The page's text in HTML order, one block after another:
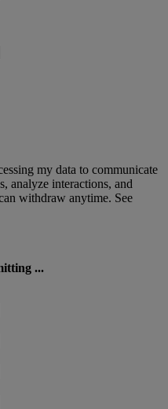
my data to communicate
analyze interactions, and
withdraw anytime. See
...